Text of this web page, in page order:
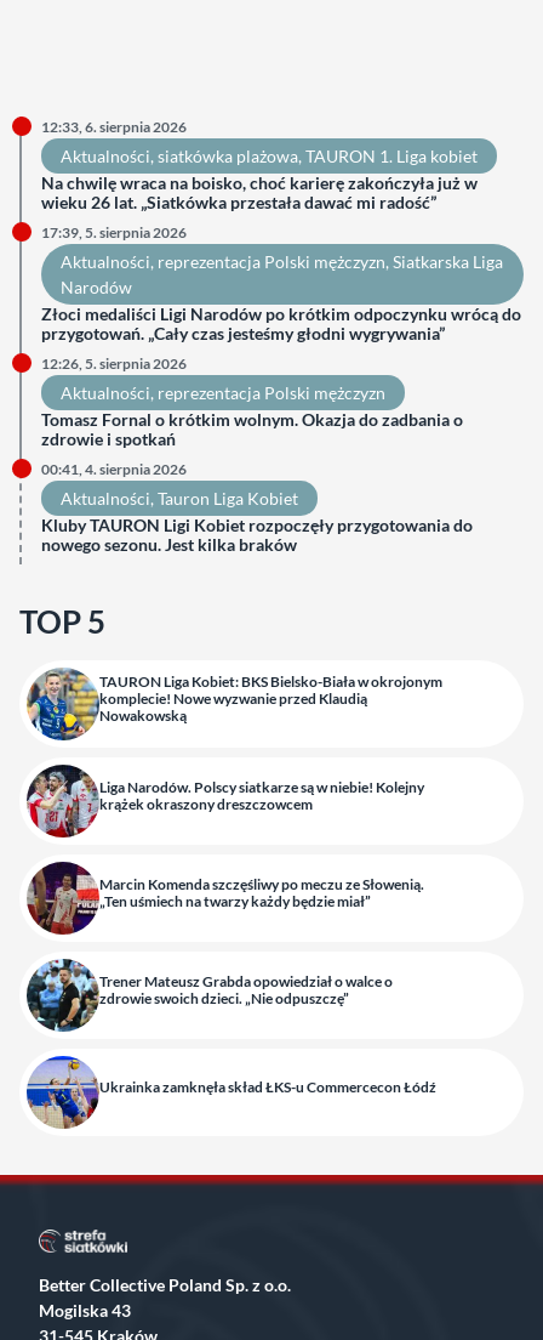
12:33, 6. sierpnia 2026
Aktualności, siatkówka plażowa, TAURON 1. Liga kobiet
Na chwilę wraca na boisko, choć karierę zakończyła już w
wieku 26 lat. „Siatkówka przestała dawać mi radość”
17:39, 5. sierpnia 2026
Aktualności, reprezentacja Polski mężczyzn, Siatkarska Liga
Narodów
Złoci medaliści Ligi Narodów po krótkim odpoczynku wrócą do
przygotowań. „Cały czas jesteśmy głodni wygrywania”
12:26, 5. sierpnia 2026
Aktualności, reprezentacja Polski mężczyzn
Tomasz Fornal o krótkim wolnym. Okazja do zadbania o
zdrowie i spotkań
00:41, 4. sierpnia 2026
Aktualności, Tauron Liga Kobiet
Kluby TAURON Ligi Kobiet rozpoczęły przygotowania do
nowego sezonu. Jest kilka braków
TOP 5
TAURON Liga Kobiet: BKS Bielsko-Biała w okrojonym
komplecie! Nowe wyzwanie przed Klaudią
Nowakowską
Liga Narodów. Polscy siatkarze są w niebie! Kolejny
krążek okraszony dreszczowcem
Marcin Komenda szczęśliwy po meczu ze Słowenią.
„Ten uśmiech na twarzy każdy będzie miał”
Trener Mateusz Grabda opowiedział o walce o
zdrowie swoich dzieci. „Nie odpuszczę”
Ukrainka zamknęła skład ŁKS-u Commercecon Łódź
Better Collective Poland Sp. z o.o.
Mogilska 43
31-545 Kraków